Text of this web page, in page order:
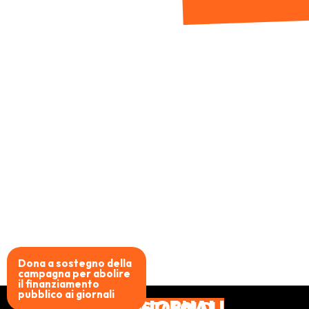
Dona a sostegno della
campagna per abolire
il finanziamento
pubblico ai giornali